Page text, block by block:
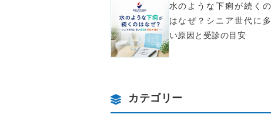
水のような下痢が続くの
はなぜ？シニア世代に多
い原因と受診の目安
カテゴリー